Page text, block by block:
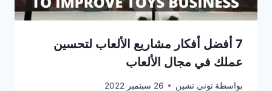
7 أفضل أفكار مشاريع الألعاب لتحسين
عملك في مجال الألعاب
بواسطة توني تشين 26 سبتمبر 2022